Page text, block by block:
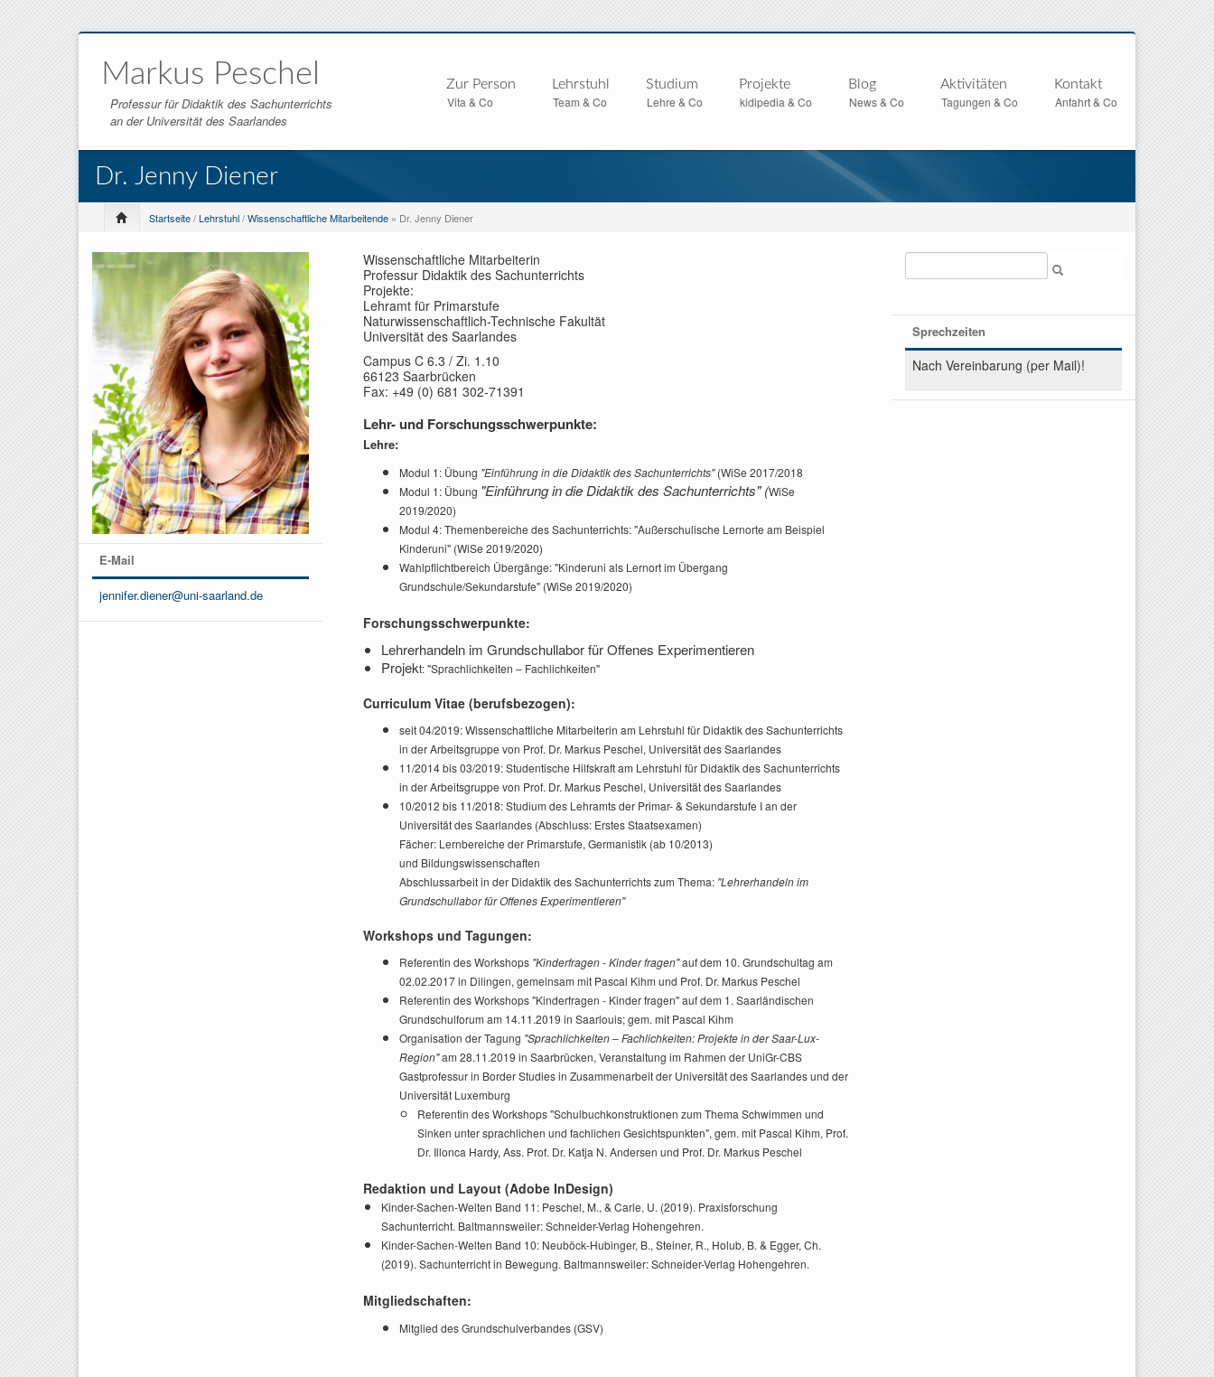
Markus Peschel
Professur für Didaktik des Sachunterrichts
an der Universität des Saarlandes
Zur Person
Vita & Co
Lehrstuhl
Team & Co
Studium
Lehre & Co
Projekte
kidipedia & Co
Blog
News & Co
Aktivitäten
Tagungen & Co
Kontakt
Anfahrt & Co
Dr. Jenny Diener
Startseite/Lehrstuhl/Wissenschaftliche Mitarbeitende » Dr. Jenny Diener
E-Mail
jennifer.diener@uni-saarland.de
Wissenschaftliche Mitarbeiterin
Professur Didaktik des Sachunterrichts
Projekte:
Lehramt für Primarstufe
Naturwissenschaftlich-Technische Fakultät
Universität des Saarlandes
Campus C 6.3 / Zi. 1.10
66123 Saarbrücken
Fax: +49 (0) 681 302-71391
Lehr- und Forschungsschwerpunkte:
Lehre:
Modul 1: Übung "Einführung in die Didaktik des Sachunterrichts"(WiSe 2017/2018
Modul 1: Übung "Einführung in die Didaktik des Sachunterrichts" (WiSe
2019/2020)
Modul 4: Themenbereiche des Sachunterrichts: "Außerschulische Lernorte am Beispiel
Kinderuni" (WiSe 2019/2020)
Wahlpflichtbereich Übergänge: "Kinderuni als Lernort im Übergang
Grundschule/Sekundarstufe" (WiSe 2019/2020)
Forschungsschwerpunkte:
Lehrerhandeln im Grundschullabor für Offenes Experimentieren
Projekt: "Sprachlichkeiten – Fachlichkeiten"
Curriculum Vitae (berufsbezogen):
seit 04/2019: Wissenschaftliche Mitarbeiterin am Lehrstuhl für Didaktik des Sachunterrichts
in der Arbeitsgruppe von Prof. Dr. Markus Peschel, Universität des Saarlandes
11/2014 bis 03/2019: Studentische Hilfskraft am Lehrstuhl für Didaktikdes Sachunterrichts
in der Arbeitsgruppe von Prof. Dr. Markus Peschel, Universität des Saarlandes
10/2012 bis 11/2018: Studium des Lehramts der Primar- & Sekundarstufe I an der
Universität des Saarlandes (Abschluss: Erstes Staatsexamen)
Fächer: Lernbereiche der Primarstufe, Germanistik (ab 10/2013)
und Bildungswissenschaften
Abschlussarbeit in der Didaktik des Sachunterrichts zum Thema: "Lehrerhandeln im
Grundschullabor für Offenes Experimentieren"
Workshops und Tagungen:
Referentin des Workshops "Kinderfragen - Kinder fragen"auf dem 10. Grundschultag am
02.02.2017in Dilingen, gemeinsam mit Pascal Kihm und Prof. Dr. Markus Peschel
Referentin des Workshops "Kinderfragen - Kinder fragen" auf dem 1. Saarländischen
Grundschulforum am 14.11.2019 in Saarlouis; gem. mit Pascal Kihm
Organisation der Tagung "Sprachlichkeiten – Fachlichkeiten: Projekte in der Saar-Lux-
Region"am 28.11.2019 in Saarbrücken, Veranstaltung im Rahmen der UniGr-CBS
Gastprofessur in Border Studies in Zusammenarbeit der Universität des Saarlandes und der
Universität Luxemburg
Referentin des Workshops "Schulbuchkonstruktionen zum Thema Schwimmen und
Sinken unter sprachlichen und fachlichen Gesichtspunkten", gem. mit Pascal Kihm, Prof.
Dr. Illonca Hardy, Ass. Prof. Dr. Katja N. Andersen und Prof. Dr. Markus Peschel
Redaktion und Layout (Adobe InDesign)
Kinder-Sachen-Welten Band 11: Peschel, M., & Carle, U. (2019). Praxisforschung
Sachunterricht. Baltmannsweiler: Schneider-Verlag Hohengehren.
Kinder-Sachen-Welten Band 10: Neuböck-Hubinger, B., Steiner, R., Holub, B. & Egger, Ch.
(2019). Sachunterricht in Bewegung. Baltmannsweiler: Schneider-Verlag Hohengehren.
Mitgliedschaften:
Mitglied des Grundschulverbandes (GSV)
Sprechzeiten
Nach Vereinbarung (per Mail)!